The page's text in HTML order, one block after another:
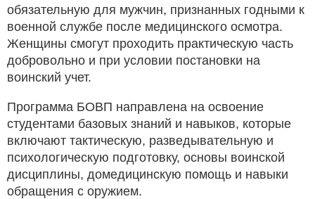
обязательную для мужчин, признанных годными к
военной службе после медицинского осмотра.
Женщины смогут проходить практическую часть
добровольно и при условии постановки на
воинский учет.
Программа БОВП направлена на освоение
студентами базовых знаний и навыков, которые
включают тактическую, разведывательную и
психологическую подготовку, основы воинской
дисциплины, домедицинскую помощь и навыки
обращения с оружием.